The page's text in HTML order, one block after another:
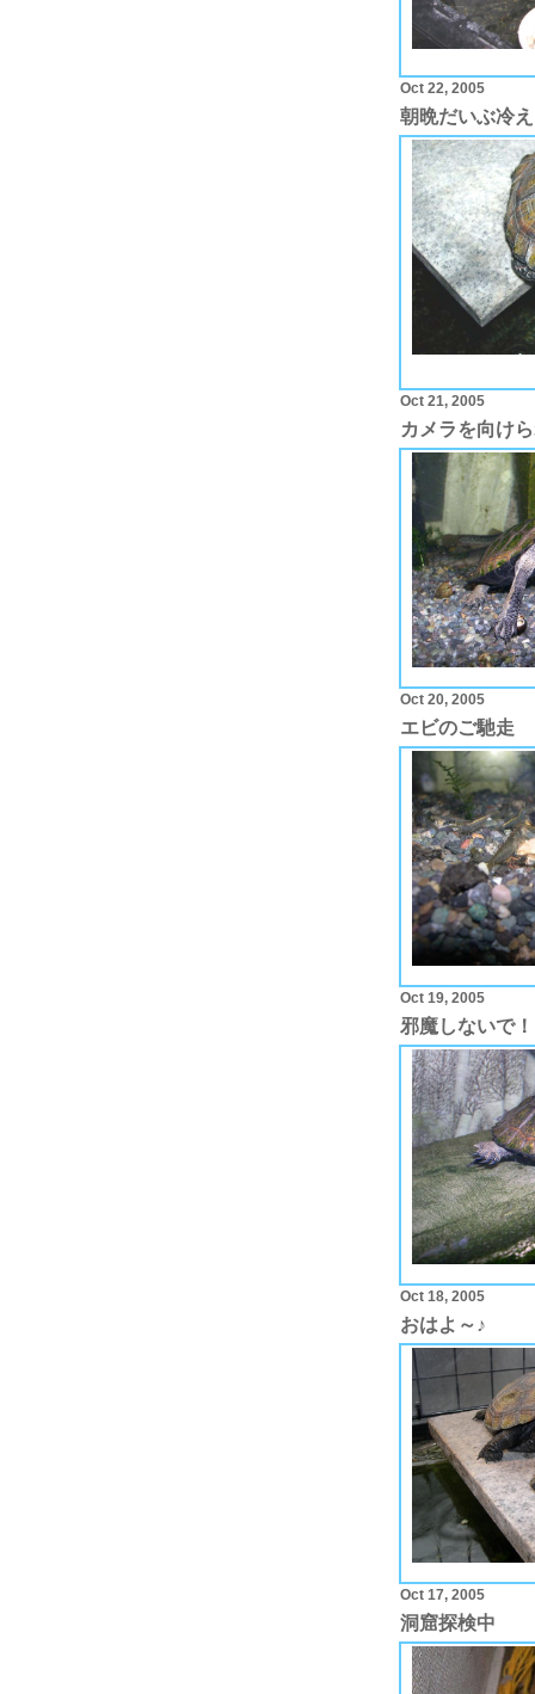
Oct 22, 2005
朝晩だいぶ冷
Oct 21, 2005
カメラを向け
Oct 20, 2005
エビのご馳走
Oct 19, 2005
邪魔しないで！
Oct 18, 2005
おはよ～♪
Oct 17, 2005
洞窟探検中